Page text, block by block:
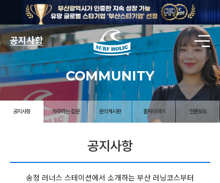
공지사항
COMMUNITY
공지사항 자주하는 질문 문의게시판 홀릭이야기 언론보도
공지사항
송정 러너스 스테이션에서 소개하는 부산 러닝코스부터